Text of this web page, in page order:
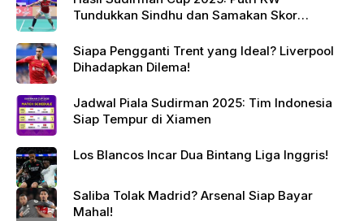
Tundukkan Sindhu dan Samakan Skor
Siapa Pengganti Trent yang Ideal? Liverpool
Dihadapkan Dilema!
Jadwal Piala Sudirman 2025: Tim Indonesia
Siap Tempur di Xiamen
Los Blancos Incar Dua Bintang Liga Inggris!
Saliba Tolak Madrid? Arsenal Siap Bayar
Mahal!